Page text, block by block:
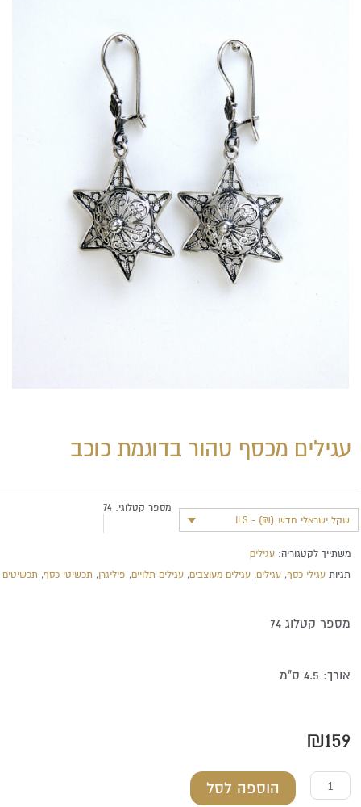
עגילים מכסף טהור בדוגמת כוכב
שקל ישראלי חדש (₪) - ILS
מספר קטלוגי:74
משתייך לקטגוריה: עגילים
תגיות עגילי כסף,עגילים,עגילים מעוצבים,עגילים תלויים,פיליגרן,תכשיטי כסף,תכשיטים
מספר קטלוג 74
אורך: 4.5 ס"מ
₪159
הוספה לסל